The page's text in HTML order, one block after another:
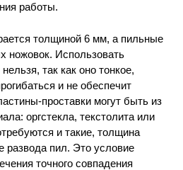
работы.
толщиной 6 мм, а пильные
ножовок. Использовать
так как оно тонкое,
и не обеспечит
проставки могут быть из
оргстекла, текстолита или
и такие, толщина
развода пил. Это условие
точного совпадения